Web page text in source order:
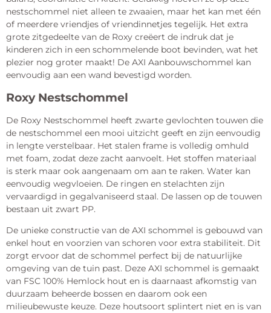
nestschommel niet alleen te zwaaien, maar het kan met één
of meerdere vriendjes of vriendinnetjes tegelijk. Het extra
grote zitgedeelte van de Roxy creëert de indruk dat je
kinderen zich in een schommelende boot bevinden, wat het
plezier nog groter maakt! De AXI Aanbouwschommel kan
eenvoudig aan een wand bevestigd worden.
Roxy Nestschommel
De Roxy Nestschommel heeft zwarte gevlochten touwen die
de nestschommel een mooi uitzicht geeft en zijn eenvoudig
in lengte verstelbaar. Het stalen frame is volledig omhuld
met foam, zodat deze zacht aanvoelt. Het stoffen materiaal
is sterk maar ook aangenaam om aan te raken. Water kan
eenvoudig wegvloeien. De ringen en stelachten zijn
vervaardigd in gegalvaniseerd staal. De lassen op de touwen
bestaan uit zwart PP.
De unieke constructie van de AXI schommel is gebouwd van
enkel hout en voorzien van schoren voor extra stabiliteit. Dit
zorgt ervoor dat de schommel perfect bij de natuurlijke
omgeving van de tuin past. Deze AXI schommel is gemaakt
van FSC 100% Hemlock hout en is daarnaast afkomstig van
duurzaam beheerde bossen en daarom ook een
milieubewuste keuze. Deze houtsoort splintert niet en is van